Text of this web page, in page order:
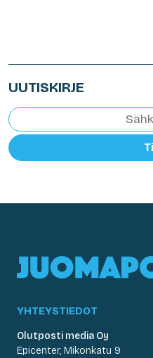
UUTISKIRJE
YHTEYSTIEDOT
Olutposti media Oy
Epicenter, Mikonkatu 9